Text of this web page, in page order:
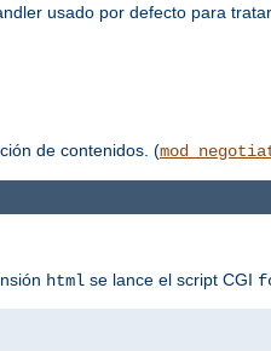
usado por defecto para
de contenidos. (
html se lance el script CGI